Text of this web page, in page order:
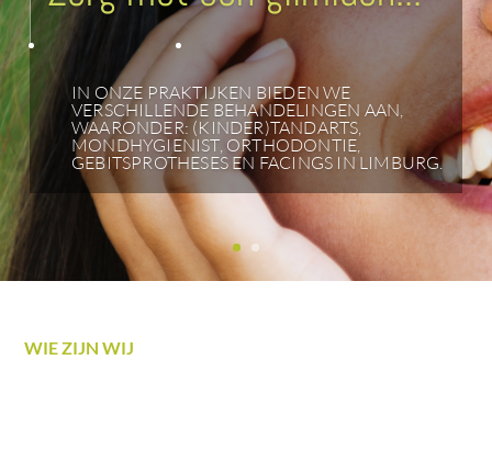
IN ONZE PRAKTIJKEN BIEDEN WE
VERSCHILLENDE BEHANDELINGEN AAN,
WAARONDER: (KINDER)TANDARTS,
MONDHYGIENIST, ORTHODONTIE,
GEBITSPROTHESES EN FACINGS IN LIMBURG.
WIE ZIJN WIJ